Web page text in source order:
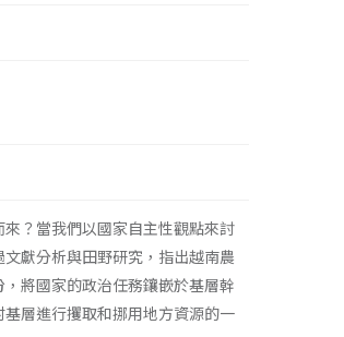
？當我們以國家自主性觀點來討
獻分析與田野研究，指出越南農
將國家的政治任務鑲嵌於基層幹
層進行攫取和挪用地方資源的一